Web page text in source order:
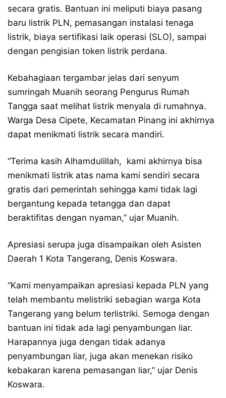
secara gratis. Bantuan ini meliputi biaya pasang
baru listrik PLN, pemasangan instalasi tenaga
listrik, biaya sertifikasi laik operasi (SLO), sampai
dengan pengisian token listrik perdana.
Kebahagiaan tergambar jelas dari senyum
sumringah Muanih seorang Pengurus Rumah
Tangga saat melihat listrik menyala di rumahnya.
Warga Desa Cipete, Kecamatan Pinang ini akhirnya
dapat menikmati listrik secara mandiri.
“Terima kasih Alhamdulillah, kami akhirnya bisa
menikmati listrik atas nama kami sendiri secara
gratis dari pemerintah sehingga kami tidak lagi
bergantung kepada tetangga dan dapat
beraktifitas dengan nyaman,” ujar Muanih.
Apresiasi serupa juga disampaikan oleh Asisten
Daerah 1 Kota Tangerang, Denis Koswara.
“Kami menyampaikan apresiasi kepada PLN yang
telah membantu melistriki sebagian warga Kota
Tangerang yang belum terlistriki. Semoga dengan
bantuan ini tidak ada lagi penyambungan liar.
Harapannya juga dengan tidak adanya
penyambungan liar, juga akan menekan risiko
kebakaran karena pemasangan liar,” ujar Denis
Koswara.